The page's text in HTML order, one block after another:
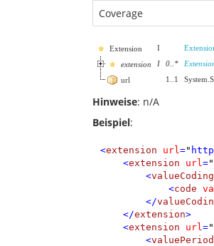
Coverage
Extension I
extension
I 0 *
url
1 1
Hinweise: n/A
Beispiel:
<extension url ="
<extension url ="
<valueCoding
<code
</
</extension>
<extension url ="
<valuePeriod